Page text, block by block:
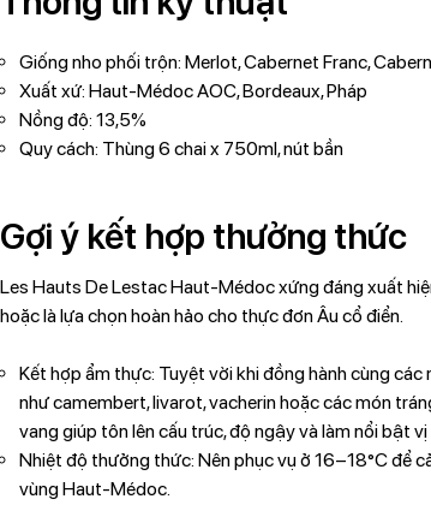
Giống nho phối trộn: Merlot, Cabernet Franc,
Xuất xứ: Haut-Médoc AOC, Bordeaux, Pháp
Nồng độ: 13,5%
Quy cách: Thùng 6 chai x 750ml, nút bần
Gợi ý kết hợp thưởng thức
Les Hauts De Lestac Haut-Médoc xứng đáng xuất
hoặc là lựa chọn hoàn hảo cho thực đơn Âu cổ điển.
Kết hợp ẩm thực: Tuyệt vời khi đồng hành cùng
như camembert, livarot, vacherin hoặc các món
vang giúp tôn lên cấu trúc, độ ngậy và làm nổi bật vị
Nhiệt độ thưởng thức: Nên phục vụ ở 16–18°C để
vùng Haut-Médoc.